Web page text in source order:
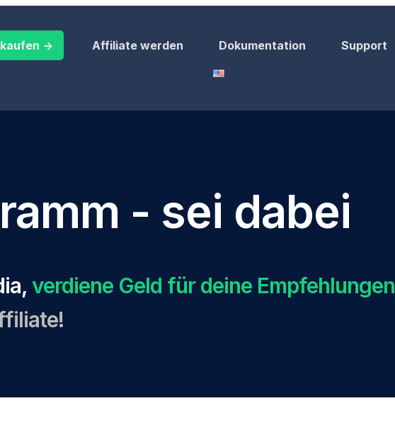
-> Affiliate werden Dokumentation Support
- sei dabei
verdiene Geld für deine Empfehlungen